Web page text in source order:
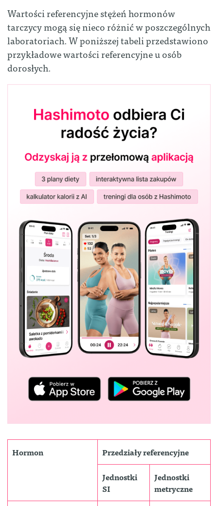
Wartości referencyjne stężeń hormonów
tarczycy mogą się nieco różnić w poszczególnych
laboratoriach. W poniższej tabeli przedstawiono
przykładowe wartości referencyjne u osób
dorosłych.
Hormon
Przedziały referencyjne
Jednostki
SI
Jednostki
metryczne